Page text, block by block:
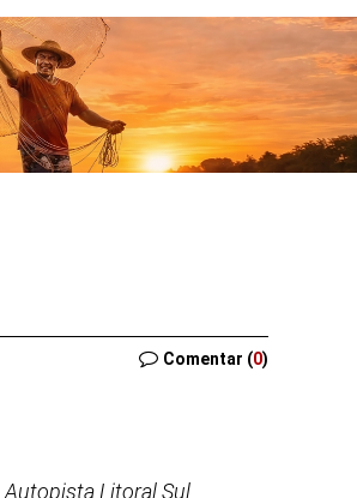
Comentar (0)
Autopista Litoral Sul